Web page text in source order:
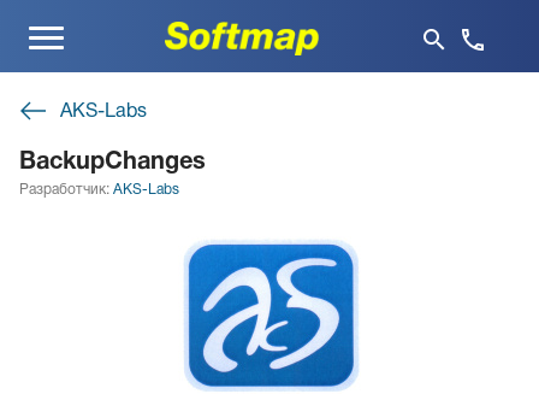
Меню
AKS-Labs
BackupChanges
Разработчик: AKS-Labs